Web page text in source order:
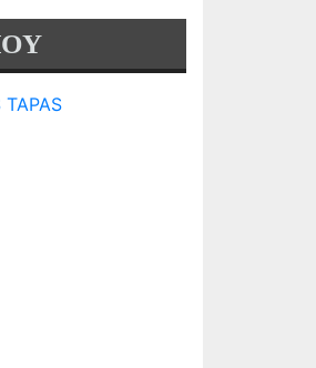
TAPAS